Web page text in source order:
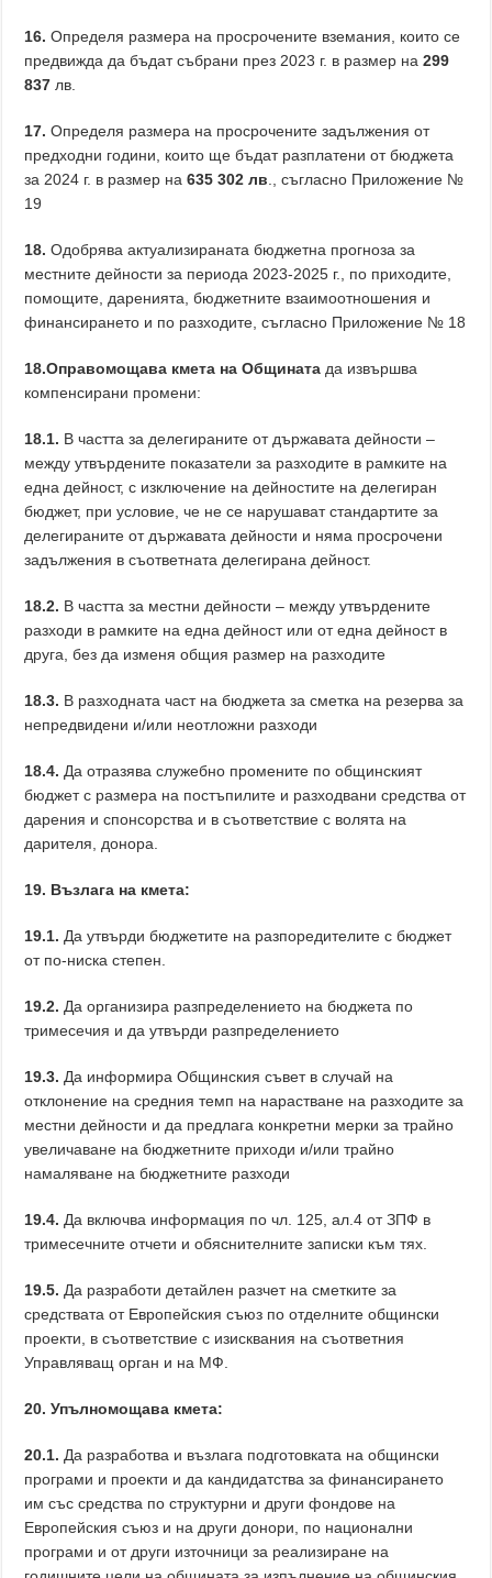
16. Определя размера на просрочените вземания, които се
предвижда да бъдат събрани през 2023 г. в размер на299
837 лв.
17. Определя размера на просрочените задължения от
предходни години, които ще бъдат разплатени от бюджета
за 2024 г. в размер на635 302 лв ., съгласно Приложение №
19
18. Одобрява актуализираната бюджетна прогноза за
местните дейности за периода 2023-2025 г., по приходите,
помощите, даренията, бюджетните взаимоотношения и
финансирането и по разходите, съгласно Приложение № 18
18.Оправомощава кмета на Общината да извършва
компенсирани промени:
18.1. В частта за делегираните от държавата дейности –
между утвърдените показатели за разходите в рамките на
една дейност, с изключение на дейностите на делегиран
бюджет, при условие, че не се нарушават стандартите за
делегираните от държавата дейности и няма просрочени
задължения в съответната делегирана дейност.
18.2. В частта за местни дейности – между утвърдените
разходи в рамките на една дейност или от една дейност в
друга, без да изменя общия размер на разходите
18.3. В разходната част на бюджета за сметка на резерва за
непредвидени и/или неотложни разходи
18.4. Да отразява служебно промените по общинският
бюджет с размера на постъпилите и разходвани средства от
дарения и спонсорства и в съответствие с волята на
дарителя, донора.
19. Възлага на кмета:
19.1. Да утвърди бюджетите на разпоредителите с бюджет
от по-ниска степен.
19.2. Да организира разпределението на бюджета по
тримесечия и да утвърди разпределението
19.3. Да информира Общинския съвет в случай на
отклонение на средния темп на нарастване на разходите за
местни дейности и да предлага конкретни мерки за трайно
увеличаване на бюджетните приходи и/или трайно
намаляване на бюджетните разходи
19.4. Да включва информация по чл. 125, ал.4 от ЗПФ в
тримесечните отчети и обяснителните записки към тях.
19.5. Да разработи детайлен разчет на сметките за
средствата от Европейския съюз по отделните общински
проекти, в съответствие с изисквания на съответния
Управляващ орган и на МФ.
20. Упълномощава кмета:
20.1. Да разработва и възлага подготовката на общински
програми и проекти и да кандидатства за финансирането
им със средства по структурни и други фондове на
Европейския съюз и на други донори, по национални
програми и от други източници за реализиране на